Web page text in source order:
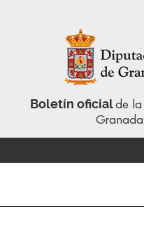
Boletín oficialde la
Granada